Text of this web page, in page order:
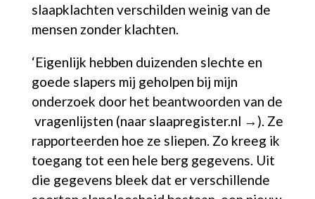
slaapklachten verschilden weinig van de
mensen zonder klachten.
‘Eigenlijk hebben duizenden slechte en
goede slapers mij geholpen bij mijn
onderzoek door het beantwoorden van de
vragenlijsten (naar slaapregister.nl → ). Ze
rapporteerden hoe ze sliepen. Zo kreeg ik
toegang tot een hele berg gegevens. Uit
die gegevens bleek dat er verschillende